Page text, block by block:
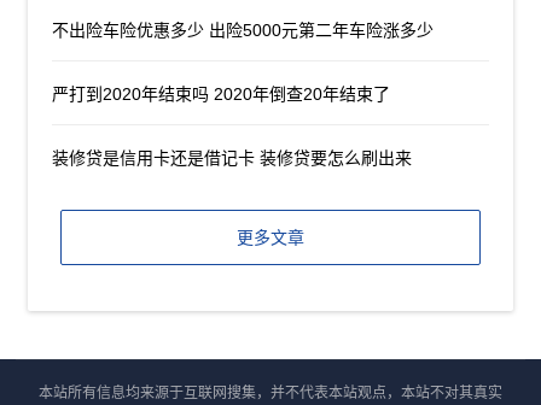
不出险车险优惠多少 出险5000元第二年车险涨多少
严打到2020年结束吗 2020年倒查20年结束了
装修贷是信用卡还是借记卡 装修贷要怎么刷出来
更多文章
本站所有信息均来源于互联网搜集，并不代表本站观点，本站不对其真实